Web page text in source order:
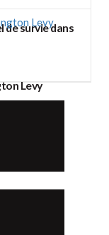
de survie dans
Levy